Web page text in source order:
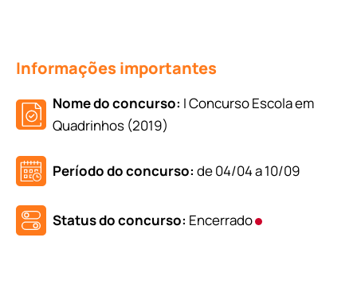
Informações importantes
Nome do concurso: I Concurso Escola em
Quadrinhos (2019)
Período do concurso: de 04/04 a 10/09
Status do concurso: Encerrado